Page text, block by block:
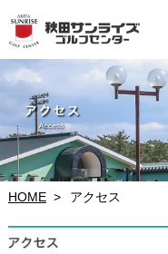
HOME アクセス